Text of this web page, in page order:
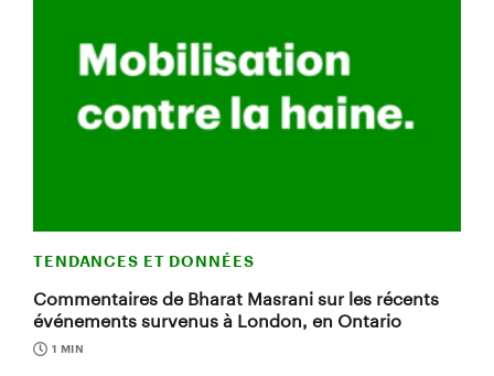
TENDANCES ET DONNÉES
Commentaires de Bharat Masrani sur les récents
événements survenus à London, en Ontario
1 MIN